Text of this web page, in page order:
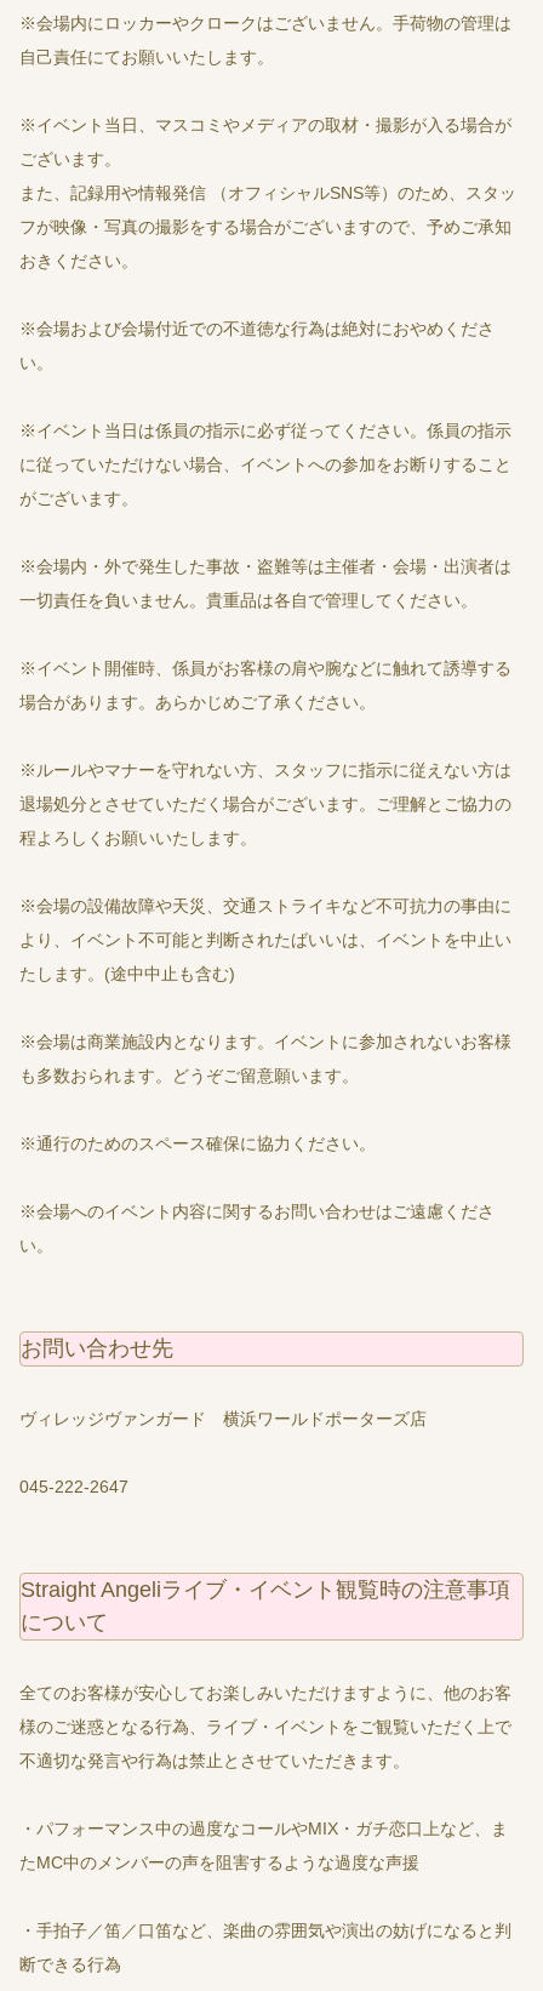
※会場内にロッカーやクロークはございません。手荷物の管理は
自己責任にてお願いいたします。
※イベント当日、マスコミやメディアの取材・撮影が入る場合が
ございます。
また、記録用や情報発信 （オフィシャルSNS等）のため、スタッ
フが映像・写真の撮影をする場合がございますので、予めご承知
おきください。
※会場および会場付近での不道徳な行為は絶対におやめくださ
い。
※イベント当日は係員の指示に必ず従ってください。係員の指示
に従っていただけない場合、イベントへの参加をお断りすること
がございます。
※会場内・外で発生した事故・盗難等は主催者・会場・出演者は
一切責任を負いません。貴重品は各自で管理してください。
※イベント開催時、係員がお客様の肩や腕などに触れて誘導する
場合があります。あらかじめご了承ください。
※ルールやマナーを守れない方、スタッフに指示に従えない方は
退場処分とさせていただく場合がございます。ご理解とご協力の
程よろしくお願いいたします。
※会場の設備故障や天災、交通ストライキなど不可抗力の事由に
より、イベント不可能と判断されたばいいは、イベントを中止い
たします。(途中中止も含む)
※会場は商業施設内となります。イベントに参加されないお客様
も多数おられます。どうぞご留意願います。
※通行のためのスペース確保に協力ください。
※会場へのイベント内容に関するお問い合わせはご遠慮くださ
い。
お問い合わせ先
ヴィレッジヴァンガード 横浜ワールドポーターズ店
045-222-2647
Straight Angeliライブ・イベント観覧時の注意事項
について
全てのお客様が安心してお楽しみいただけますように、他のお客
様のご迷惑となる行為、ライブ・イベントをご観覧いただく上で
不適切な発言や行為は禁止とさせていただきます。
・パフォーマンス中の過度なコールやMIX・ガチ恋口上など、ま
たMC中のメンバーの声を阻害するような過度な声援
・手拍子／笛／口笛など、楽曲の雰囲気や演出の妨げになると判
断できる行為